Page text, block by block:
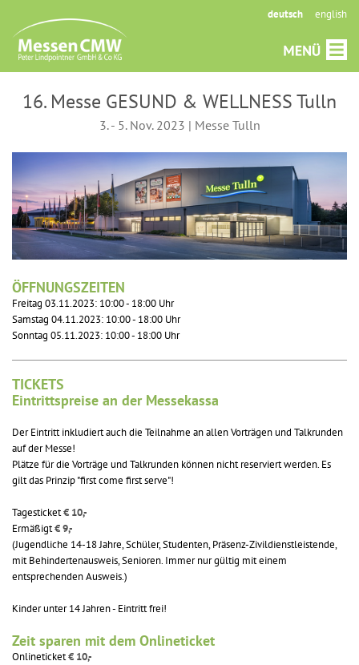
deutsch english
16. Messe GESUND & WELLNESS Tulln
3. - 5. Nov. 2023 | Messe Tulln
ÖFFNUNGSZEITEN
Freitag 03.11.2023: 10:00 - 18:00 Uhr
Samstag 04.11.2023: 10:00 - 18:00 Uhr
Sonntag 05.11.2023: 10:00 - 18:00 Uhr
TICKETS
Eintrittspreise an der Messekassa
Der Eintritt inkludiert auch die Teilnahme an allen Vorträgen und Talkrunden
auf der Messe!
Plätze für die Vorträge und Talkrunden können nicht reserviert werden. Es
gilt das Prinzip "first come first serve"!
Tagesticket€ 10,-
Ermäßigt€ 9,-
(Jugendliche 14-18 Jahre, Schüler, Studenten, Präsenz-Zivildienstleistende,
mit Behindertenausweis, Senioren. Immer nur gültig mit einem
entsprechenden Ausweis.)
Kinder unter 14 Jahren - Eintritt frei!
Zeit sparen mit dem Onlineticket
Onlineticket€ 10,-